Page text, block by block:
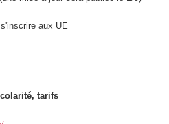
aux UE
tarifs